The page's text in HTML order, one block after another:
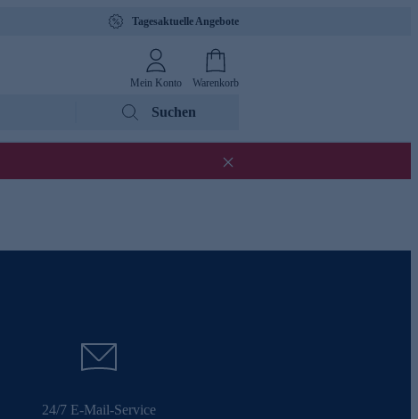
Tagesaktuelle Angebote
Mein Konto Warenkorb
Suchen
24/7 E-Mail-Service